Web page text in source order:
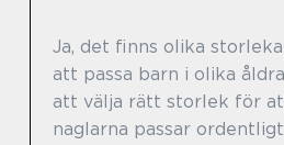
Ja, det finns olika
att passa barn i olika
att välja rätt storlek för
naglarna passar